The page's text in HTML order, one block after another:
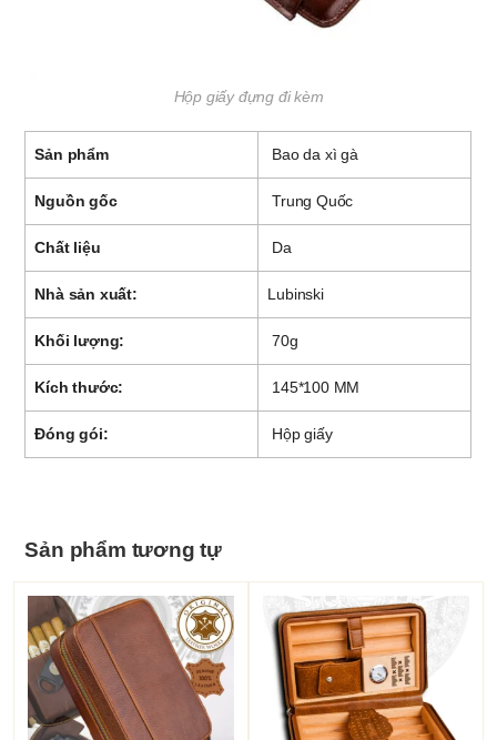
Hộp giấy đựng đi kèm
Sản phẩm Bao da xì gà
Nguồn gốc Trung Quốc
Chất liệu Da
Nhà sản xuất: Lubinski
Khối lượng: 70g
Kích thước: 145*100 MM
Đóng gói: Hộp giấy
Sản phẩm tương tự